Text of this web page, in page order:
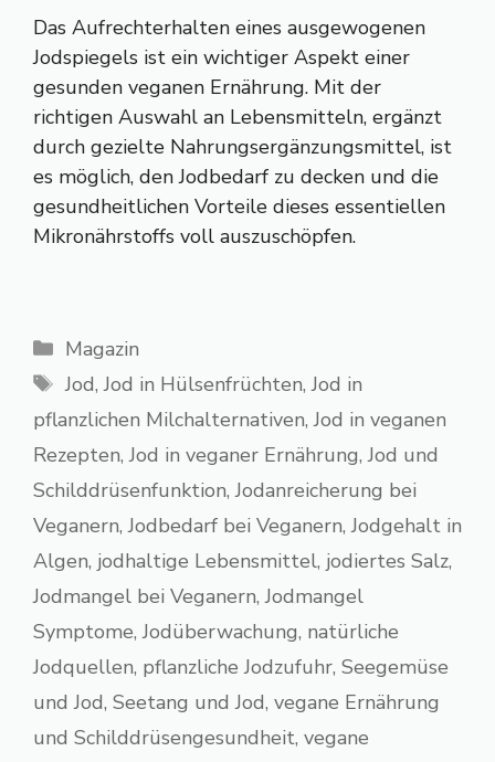
Das Aufrechterhalten eines ausgewogenen
Jodspiegels ist ein wichtiger Aspekt einer
gesunden veganen Ernährung. Mit der
richtigen Auswahl an Lebensmitteln, ergänzt
durch gezielte Nahrungsergänzungsmittel, ist
es möglich, den Jodbedarf zu decken und die
gesundheitlichen Vorteile dieses essentiellen
Mikronährstoffs voll auszuschöpfen.
Kategorien
Magazin
Schlagwörter
Jod,Jod in Hülsenfrüchten,Jod in
pflanzlichen Milchalternativen,Jod in veganen
Rezepten,Jod in veganer Ernährung,Jod und
Schilddrüsenfunktion,Jodanreicherung bei
Veganern,Jodbedarf bei Veganern,Jodgehalt in
Algen, jodhaltige Lebensmittel, jodiertes Salz,
Jodmangel bei Veganern,Jodmangel
Symptome,Jodüberwachung, natürliche
Jodquellen, pflanzliche Jodzufuhr, Seegemüse
und Jod, Seetang und Jod, vegane Ernährung
und Schilddrüsengesundheit, vegane